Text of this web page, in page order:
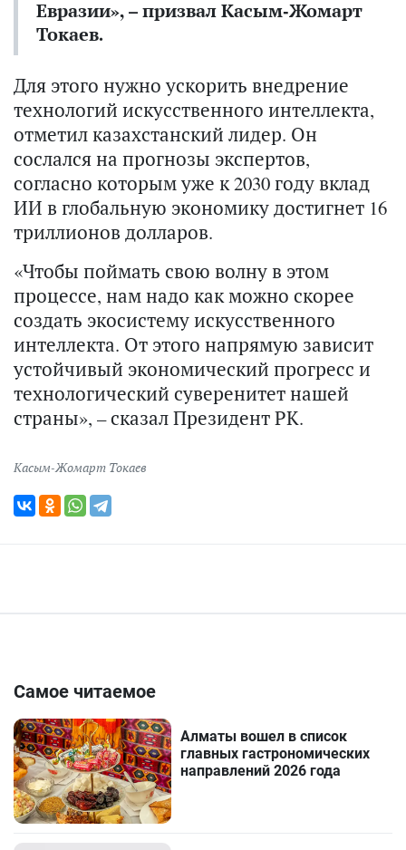
Евразии», – призвал Касым-Жомарт
Токаев.
Для этого нужно ускорить внедрение
технологий искусственного интеллекта,
отметил казахстанский лидер. Он
сослался на прогнозы экспертов,
согласно которым уже к 2030 году вклад
ИИ в глобальную экономику достигнет 16
триллионов долларов.
«Чтобы поймать свою волну в этом
процессе, нам надо как можно скорее
создать экосистему искусственного
интеллекта. От этого напрямую зависит
устойчивый экономический прогресс и
технологический суверенитет нашей
страны», – сказал Президент РК.
Касым-Жомарт Токаев
Самое читаемое
Алматы вошел в список
главных гастрономических
направлений 2026 года